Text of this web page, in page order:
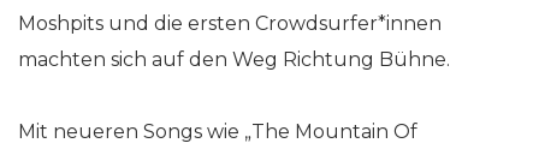
Moshpits und die ersten Crowdsurfer*innen
machten sich auf den Weg Richtung Bühne.
Mit neueren Songs wie „The Mountain Of